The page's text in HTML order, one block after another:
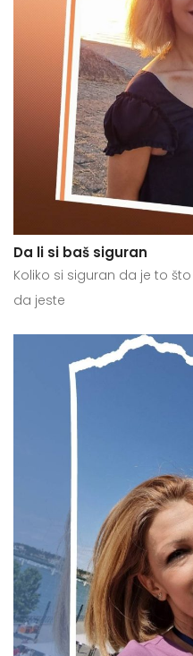
Da li si baš siguran
Koliko si siguran da je to
da jeste